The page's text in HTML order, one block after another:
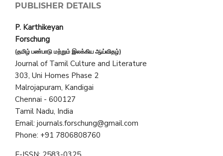
PUBLISHER DETAILS
P. Karthikeyan
Forschung
(தமிழ் பண்பாடு மற்றும் இலக்கிய ஆய்விதழ்)
Journal of Tamil Culture and Literature
303, Uni Homes Phase 2
Malrojapuram, Kandigai
Chennai - 600127
Tamil Nadu, India
Email: journals.forschung@gmail.com
Phone: +91 7806808760